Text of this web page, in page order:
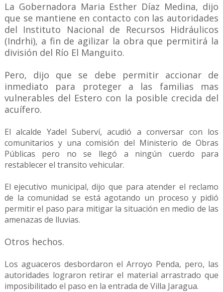
La Gobernadora Maria Esther Díaz Medina, dijo
que se mantiene en contacto con las autoridades
del Instituto Nacional de Recursos Hidráulicos
(Indrhi), a fin de agilizar la obra que permitirá la
división del Río El Manguito.
Pero, dijo que se debe permitir accionar de
inmediato para proteger a las familias mas
vulnerables del Estero con la posible crecida del
acuífero.
El alcalde Yadel Suberví, acudió a conversar con los
comunitarios y una comisión del Ministerio de Obras
Públicas pero no se llegó a ningún cuerdo para
restablecer el transito vehicular.
El ejecutivo municipal, dijo que para atender el reclamo
de la comunidad se está agotando un proceso y pidió
permitir el paso para mitigar la situación en medio de las
amenazas de lluvias.
Otros hechos.
Los aguaceros desbordaron el Arroyo Penda, pero, las
autoridades lograron retirar el material arrastrado que
imposibilitado el paso en la entrada de Villa Jaragua.